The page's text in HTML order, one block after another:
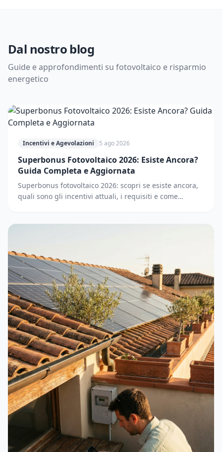
Dal nostro blog
Guide e approfondimenti su fotovoltaico e risparmio
energetico
Incentivi e Agevolazioni 5 ago 2026
Superbonus Fotovoltaico 2026: Esiste Ancora?
Guida Completa e Aggiornata
Superbonus fotovoltaico 2026: scopri se esiste ancora,
quali sono gli incentivi attuali, i requisiti e come